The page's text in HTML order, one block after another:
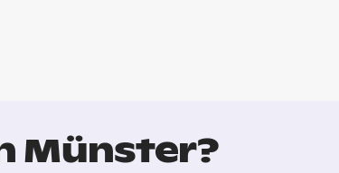
Münster?